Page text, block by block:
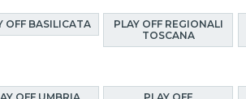
OFF BASILICATA
PLAY OFF REGIONALI
TOSCANA